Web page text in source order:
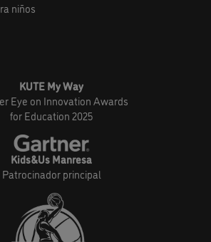
niños
KUTE My Way
Eye on Innovation Awards
for Education 2025
Kids&Us Manresa
Patrocinador principal